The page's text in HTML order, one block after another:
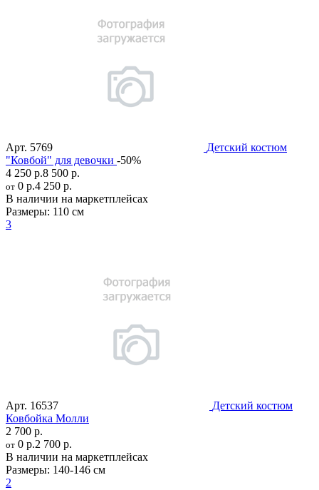
Арт. 5769
Детский костюм
"Ковбой" для девочки -50%
4 250 р.8 500 р.
от 0 р.4 250 р.
В наличии на маркетплейсах
Размеры: 110 см
3
Арт. 16537
Детский костюм
Ковбойка Молли
2 700 р.
от 0 р.2 700 р.
В наличии на маркетплейсах
Размеры: 140-146 см
2